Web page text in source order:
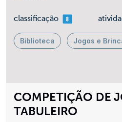
COMPETIÇÃO DE
TABULEIRO
classificaçãomais 08
Biblioteca Jogos e